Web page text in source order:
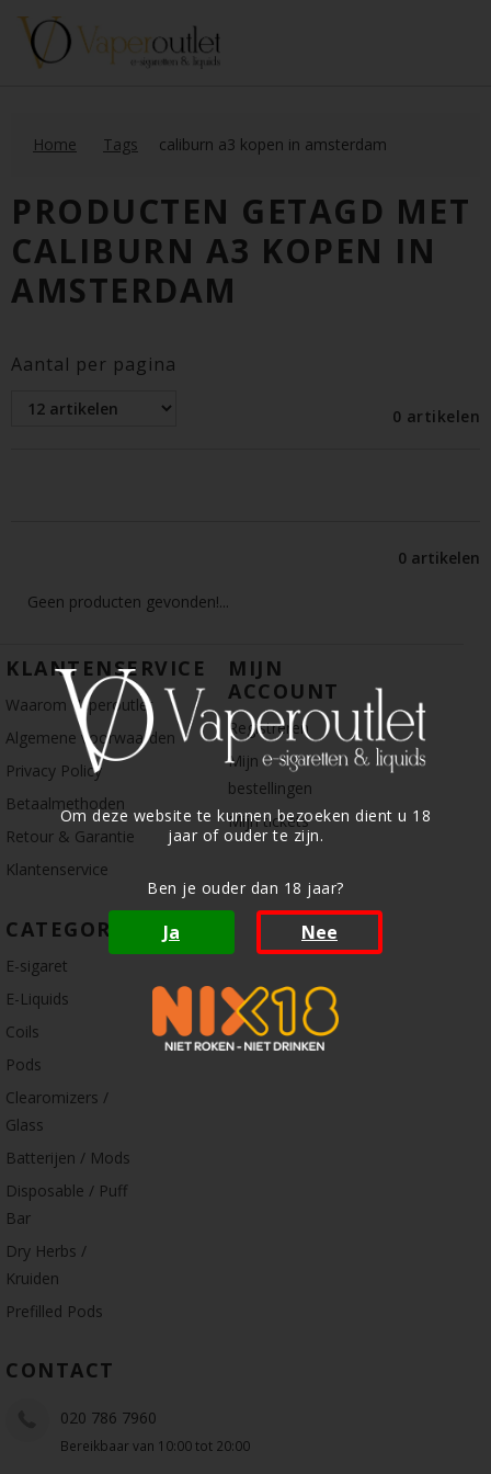
Om deze website te kunnen bezoeken dient u 18
jaar of ouder te zijn.
Ben je ouder dan 18 jaar?
Ja Nee
Home Tags caliburn a3 kopen in amsterdam
PRODUCTEN GETAGD MET
CALIBURN A3 KOPEN IN
AMSTERDAM
Aantal per pagina
0 artikelen
0 artikelen
Geen producten gevonden!...
KLANTENSERVICE
Waarom Vaperoutlet
Algemene voorwaarden
Privacy Policy
Betaalmethoden
Retour & Garantie
Klantenservice
MIJN
ACCOUNT
Registreren
Mijn
bestellingen
Mijn tickets
CATEGORIE
E-sigaret
E-Liquids
Coils
Pods
Clearomizers /
Glass
Batterijen / Mods
Disposable / Puff
Bar
Dry Herbs /
Kruiden
Prefilled Pods
CONTACT
020 786 7960
Bereikbaar van 10:00 tot 20:00